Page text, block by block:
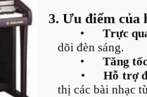
3. Ưu điểm của
• Trực
dõi đèn sáng.
•
Tăng
•
Hỗ trợ
thị các bài nhạc